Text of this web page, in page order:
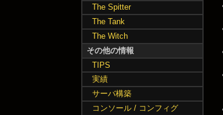
The Spitter
The Tank
The Witch
その他の情報
TIPS
実績
サーバ構築
コンソール / コンフィグ